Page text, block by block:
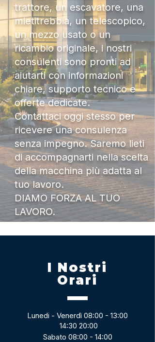
trattore, un escavatore, una
mietitrebbia, un telescopico,
un mezzo usato o un
ricambio originale, i nostri
consulenti sono pronti ad
aiutarti con informazioni
chiare, supporto tecnico e
offerte dedicate.
Contattaci oggi stesso per
ricevere una consulenza
senza impegno. Saremo lieti
di accompagnarti nella scelta
della macchina più adatta al
tuo lavoro.
DIAMO FORZA AL TUO
LAVORO.
I Nostri
Orari
Lunedi - Venerdì 08:00 - 13:00
14:30 20:00
Sabato 08:00 - 14:00